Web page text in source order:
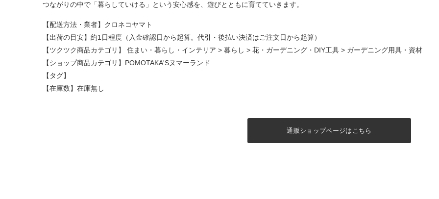
つながりの中で「暮らしていける」という安心感を、遊びとともに育てていきます。
【配送方法・業者】クロネコヤマト
【出荷の目安】約1日程度（入金確認日から起算。代引・後払い決済はご注文日から起算）
【ツクツク商品カテゴリ】 住まい・暮らし・インテリア > 暮らし > 花・ガーデニング・DIY工具 > ガーデニング用具・資材
【ショップ商品カテゴリ】 POMOTAKA'Sヌマーランド
【タグ】
【在庫数】在庫無し
通販ショップページはこちら